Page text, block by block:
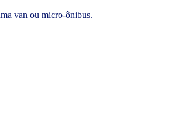
van ou micro-ônibus.